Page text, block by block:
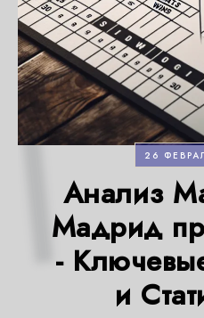
26
Анализ
Мадрид
-
и